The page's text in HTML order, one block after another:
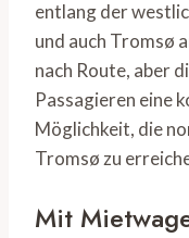
entlang der
und auch Tromsø
nach Route, aber
Passagieren eine
Möglichkeit, die
Tromsø zu
Mit